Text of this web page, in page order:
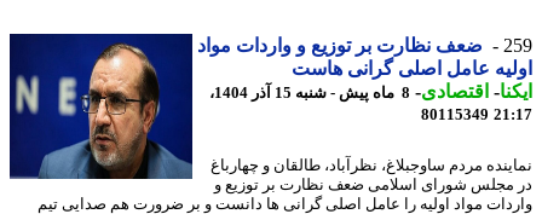
ضعف نظارت بر توزیع و واردات مواد
عامل اصلی گرانی هاست
-اقتصادی-
8 ماه پیش - شنبه 15 آذر 1404،
80115349
مردم ساوجبلاغ، نظرآباد، طالقان و چهارباغ
شورای اسلامی ضعف نظارت بر توزیع و
مواد اولیه را عامل اصلی گرانی ها دانست و بر ضرورت هم صدایی تیم